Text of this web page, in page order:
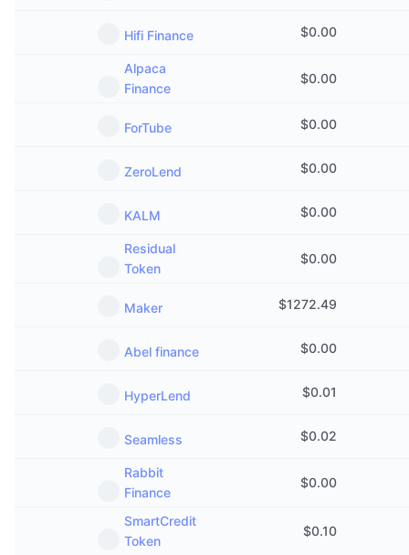
Hifi Finance $0.00
Alpaca
Finance
$0.00
ForTube $0.00
ZeroLend $0.00
KALM $0.00
Residual
Token
$0.00
Maker $1272.49
Abel finance $0.00
HyperLend $0.01
Seamless $0.02
Rabbit
Finance
$0.00
SmartCredit
Token
$0.10